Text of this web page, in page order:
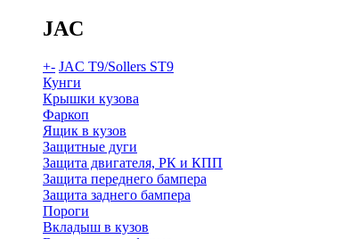
JAC
+- JAC T9/Sollers ST9
Кунги
Крышки кузова
Фаркоп
Ящик в кузов
Защитные дуги
Защита двигателя, РК и КПП
Защита переднего бампера
Защита заднего бампера
Пороги
Вкладыш в кузов